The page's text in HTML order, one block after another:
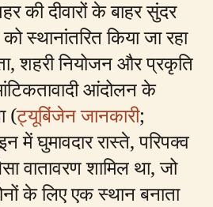
की दीवारों के बाहर सुंदर
स्थानांतरित किया जा रहा
शहरी नियोजन और प्रकृति
आंदोलन के
(ट्यूबिंजेन जानकारी;
में घुमावदार रास्ते, परिपक्व
वातावरण शामिल था, जो
के लिए एक स्थान बनाता